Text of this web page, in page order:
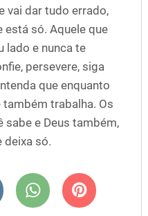
vai dar tudo errado,
está só. Aquele que
lado e nunca te
persevere, siga
que enquanto
também trabalha. Os
sabe e Deus também,
deixa só.